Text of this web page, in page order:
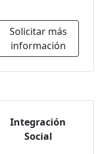
Solicitar más
información
Integración
Social